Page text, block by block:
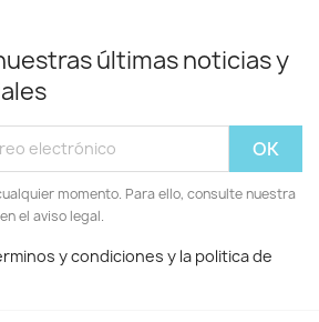
últimas noticias y
momento. Para ello, consulte nuestra
el aviso legal.
y condiciones y la politica de